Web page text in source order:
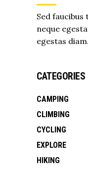
Sed faucibus
neque
egestas diam.
CATEGORIES
CAMPING
CLIMBING
CYCLING
EXPLORE
HIKING